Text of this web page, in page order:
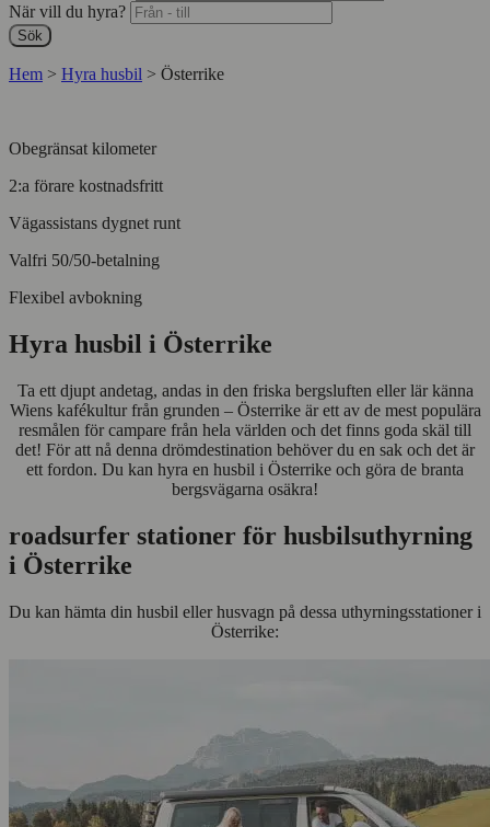
När vill du hyra?
Sök
Hem > Hyra husbil > Österrike
Obegränsat kilometer
2:a förare kostnadsfritt
Vägassistans dygnet runt
Valfri 50/50-betalning
Flexibel avbokning
Hyra husbil i Österrike
Ta ett djupt andetag, andas in den friska bergsluften eller lär känna
Wiens kafékultur från grunden – Österrike är ett av de mest populära
resmålen för campare från hela världen och det finns goda skäl till
det! För att nå denna drömdestination behöver du en sak och det är
ett fordon. Du kan hyra en husbil i Österrike och göra de branta
bergsvägarna osäkra!
roadsurfer stationer för husbilsuthyrning
i Österrike
Du kan hämta din husbil eller husvagn på dessa uthyrningsstationer i
Österrike: